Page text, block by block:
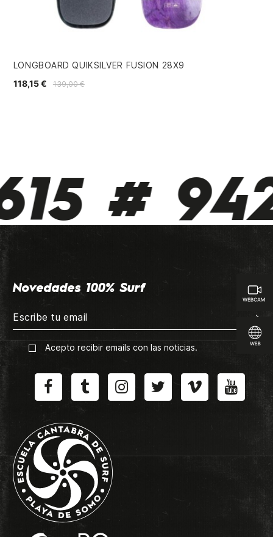
LONGBOARD QUIKSILVER FUSION 28X9
139,00 €
118,15 €
#
Novedades 100% Surf
Acepto recibir emails con las noticias.